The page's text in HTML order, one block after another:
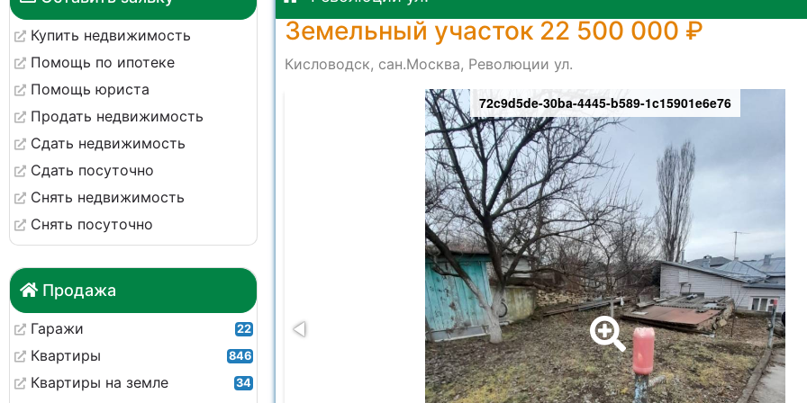
Купить недвижимость
Помощь по ипотеке
Помощь юриста
Продать недвижимость
Сдать недвижимость
Сдать посуточно
Снять недвижимость
Снять посуточно
Продажа
Гаражи 22
Квартиры 846
Квартиры на земле 34
Земельный участок 22 500 000 ₽
Кисловодск, сан.Москва, Революции ул.
72c9d5de-30ba-4445-b589-1c15901e6e76